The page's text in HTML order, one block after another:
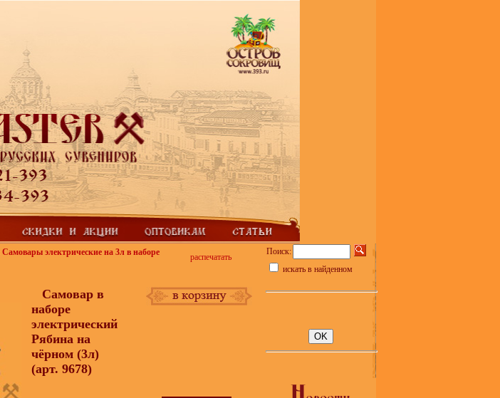
Самовары электрические на 3л в наборе
распечатать
Самовар в
наборе
электрический
Рябина на
чёрном (3л)
(арт. 9678)
Поиск:
искать в найденном